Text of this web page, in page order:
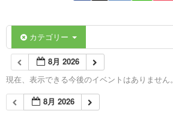
カテゴリー
8月 2026
現在、表示できる今後のイベントはありません。
8月 2026